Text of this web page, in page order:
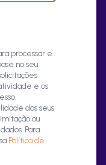
processar e
no seu
e os
dos seus
ou
Para
Política de